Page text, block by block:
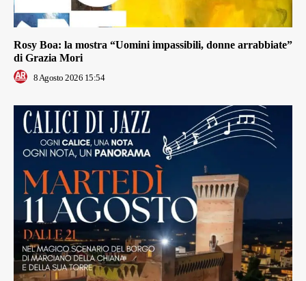
Rosy Boa: la mostra “Uomini impassibili, donne arrabbiate”
di Grazia Mori
8 Agosto 2026 15:54